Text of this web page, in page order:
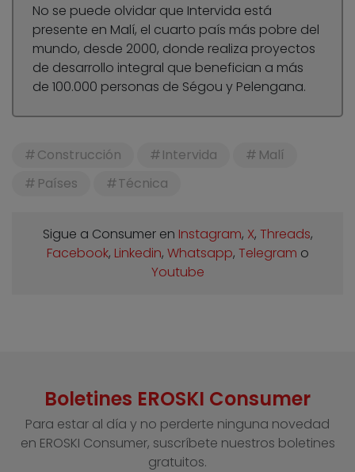
No se puede olvidar que Intervida está
presente en Malí, el cuarto país más pobre del
mundo, desde 2000, donde realiza proyectos
de desarrollo integral que benefician a más
de 100.000 personas de Ségou y Pelengana.
Construcción Intervida
Malí
Países
Técnica
Sigue a Consumer en Instagram, X, Threads,
Facebook, Linkedin, Whatsapp, Telegram o
Youtube
Boletines EROSKI Consumer
Para estar al día y no perderte ninguna novedad
en EROSKI Consumer, suscríbete nuestros boletines
gratuitos.